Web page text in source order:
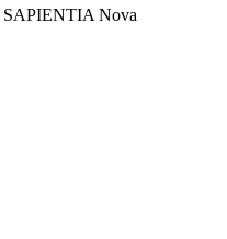
SAPIENTIA Nova